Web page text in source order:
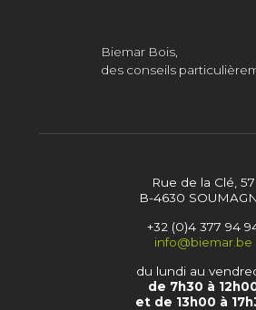
Biemar Bois,
des conseils
Rue de la Clé, 57
B-4630
+32 (0)4 377 94
info@biemar.be
du lundi au
de 7h30 à
et de 13h00 à